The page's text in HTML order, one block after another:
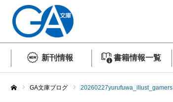
新刊情報 書籍情報一覧
GA文庫ブログ 20260227yurufuwa_illust_gamers